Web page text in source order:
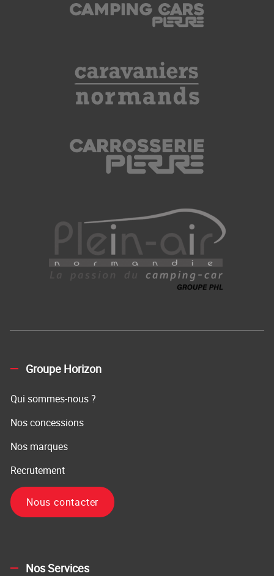
Groupe Horizon
Qui sommes-nous ?
Nos concessions
Nos marques
Recrutement
Nous contacter
Nos Services